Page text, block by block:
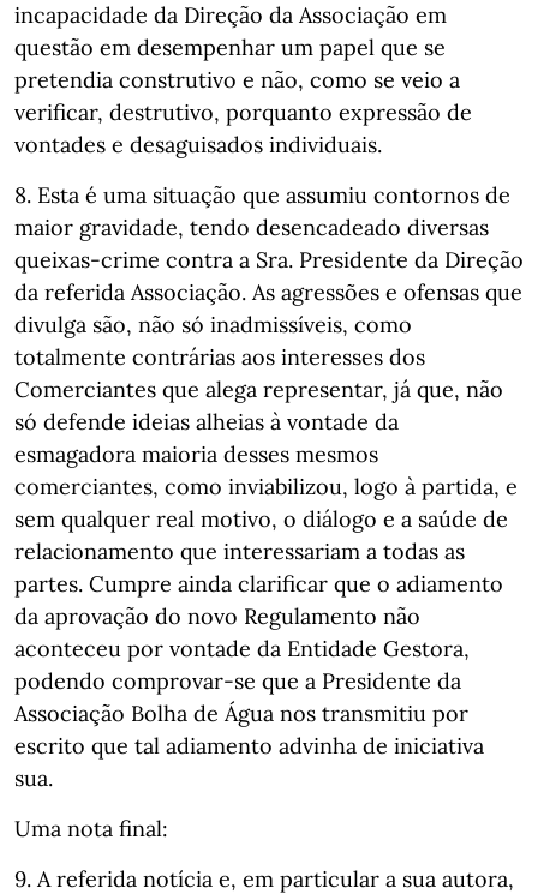
incapacidade da Direção da Associação em
questão em desempenhar um papel que se
pretendia construtivo e não, como se veio a
verificar, destrutivo, porquanto expressão de
vontades e desaguisados individuais.
8. Esta é uma situação que assumiu contornos de
maior gravidade, tendo desencadeado diversas
queixas-crime contra a Sra. Presidente da Direção
da referida Associação. As agressões e ofensas que
divulga são, não só inadmissíveis, como
totalmente contrárias aos interesses dos
Comerciantes que alega representar, já que, não
só defende ideias alheias à vontade da
esmagadora maioria desses mesmos
comerciantes, como inviabilizou, logo à partida, e
sem qualquer real motivo, o diálogo e a saúde de
relacionamento que interessariam a todas as
partes. Cumpre ainda clarificar que o adiamento
da aprovação do novo Regulamento não
aconteceu por vontade da Entidade Gestora,
podendo comprovar-se que a Presidente da
Associação Bolha de Água nos transmitiu por
escrito que tal adiamento advinha de iniciativa
sua.
Uma nota final:
9. A referida notícia e, em particular a sua autora,